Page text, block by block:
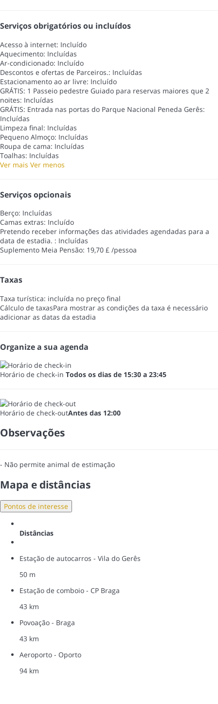
Serviços obrigatórios ou incluídos
Acesso à internet: Incluído
Aquecimento: Incluídas
Ar-condicionado: Incluído
Descontos e ofertas de Parceiros.: Incluídas
Estacionamento ao ar livre: Incluído
GRÁTIS: 1 Passeio pedestre Guiado para reservas maiores que 2
noites: Incluídas
GRÁTIS: Entrada nas portas do Parque Nacional Peneda Gerês:
Incluídas
Limpeza final: Incluídas
Pequeno Almoço: Incluídas
Roupa de cama: Incluídas
Toalhas: Incluídas
Ver mais Ver menos
Serviços opcionais
Berço: Incluídas
Camas extras: Incluído
Pretendo receber informações das atividades agendadas para a
data de estadia. : Incluídas
Suplemento Meia Pensão: 19,70 £ /pessoa
Taxas
Taxa turística: incluída no preço final
Cálculo de taxasPara mostrar as condições da taxa é necessário
adicionar as datas da estadia
Organize a sua agenda
Horário de check-in Todos os dias de 15:30 a 23:45
Horário de check-outAntes das 12:00
Observações
- Não permite animal de estimação
Mapa e distâncias
Pontos de interesse
Distâncias
Estação de autocarros - Vila do Gerês
50 m
Estação de comboio - CP Braga
43 km
Povoação - Braga
43 km
Aeroporto - Oporto
94 km